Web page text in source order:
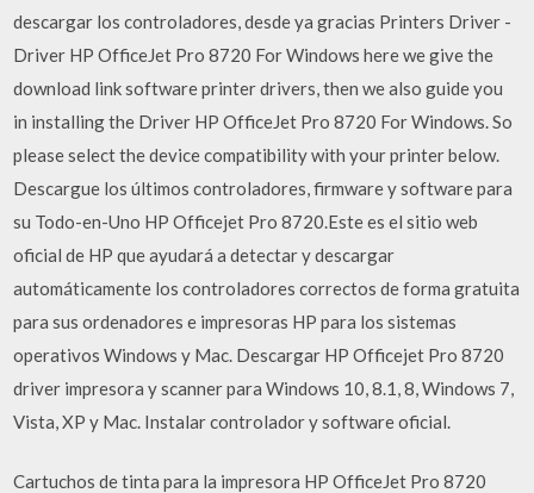
descargar los controladores, desde ya gracias Printers Driver -
Driver HP OfficeJet Pro 8720 For Windows here we give the
download link software printer drivers, then we also guide you
in installing the Driver HP OfficeJet Pro 8720 For Windows. So
please select the device compatibility with your printer below.
Descargue los últimos controladores, firmware y software para
su Todo-en-Uno HP Officejet Pro 8720.Este es el sitio web
oficial de HP que ayudará a detectar y descargar
automáticamente los controladores correctos de forma gratuita
para sus ordenadores e impresoras HP para los sistemas
operativos Windows y Mac. Descargar HP Officejet Pro 8720
driver impresora y scanner para Windows 10, 8.1, 8, Windows 7,
Vista, XP y Mac. Instalar controlador y software oficial.
Cartuchos de tinta para la impresora HP OfficeJet Pro 8720